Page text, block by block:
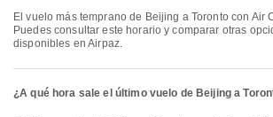
El vuelo más temprano de Beijing a Toronto con Air China sale a las 12:30.
Puedes consultar este horario y comparar otras
disponibles en Airpaz.
¿A qué hora sale el último vuelo de Beijing a